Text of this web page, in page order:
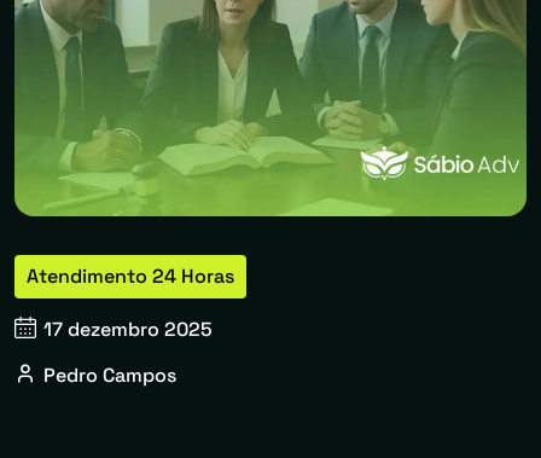
Atendimento 24 Horas
17 dezembro 2025
Pedro Campos